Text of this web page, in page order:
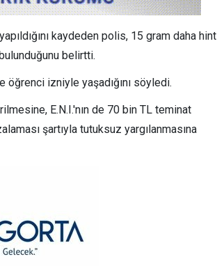
kaydeden polis, 15 gram daha hint
belirtti.
öğrenci izniyle yaşadığını söyledi.
E.N.I.'nın de 70 bin TL teminat
şartıyla tutuksuz yargılanmasına